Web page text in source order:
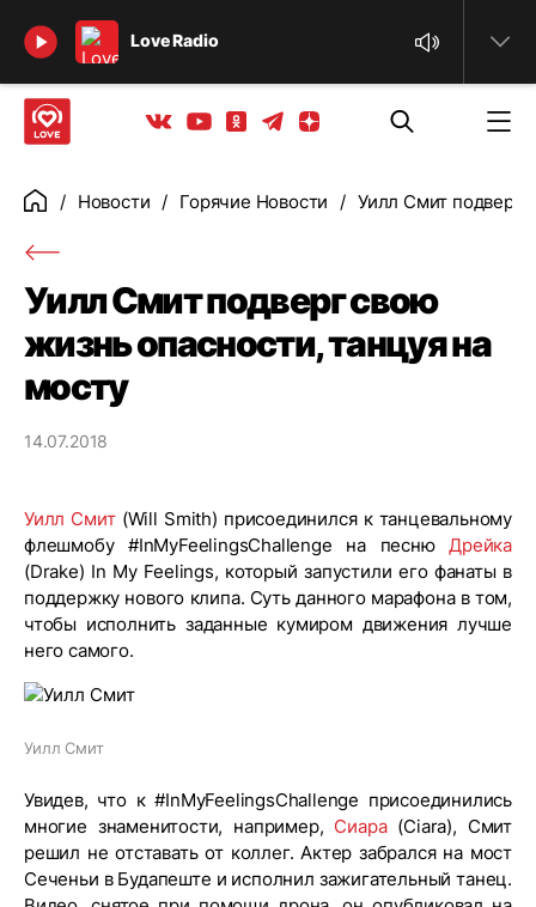
Love Radio
Найти
Вконтакте
YoutubeОдноклассники
ТелеграмЯндекс дзен
ГлавнаяНовости Горячие Новости Уилл Смит подверг
Уилл Смит подверг свою
жизнь опасности, танцуя на
мосту
14.07.2018
Уилл Смит(Will Smith) присоединился к танцевальному
флешмобу #InMyFeelingsChallenge на песнюДрейка
(Drake) In My Feelings, который запустили его фанаты в
поддержку нового клипа. Суть данного марафона в том,
чтобы исполнить заданные кумиром движения лучше
него самого.
Уилл Смит
Увидев, что к #InMyFeelingsChallenge присоединились
многие знаменитости, например, Сиара(Ciara), Смит
решил не отставать от коллег. Актер забрался на мост
Сеченьи в Будапеште и исполнил зажигательный танец.